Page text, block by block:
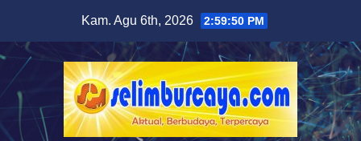
content
Kam. Agu 6th, 2026 2:59:51 PM